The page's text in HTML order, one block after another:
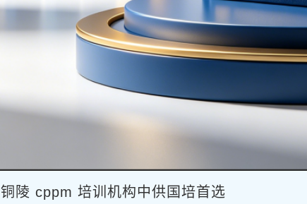
铜陵 cppm 培训机构中供国培首选